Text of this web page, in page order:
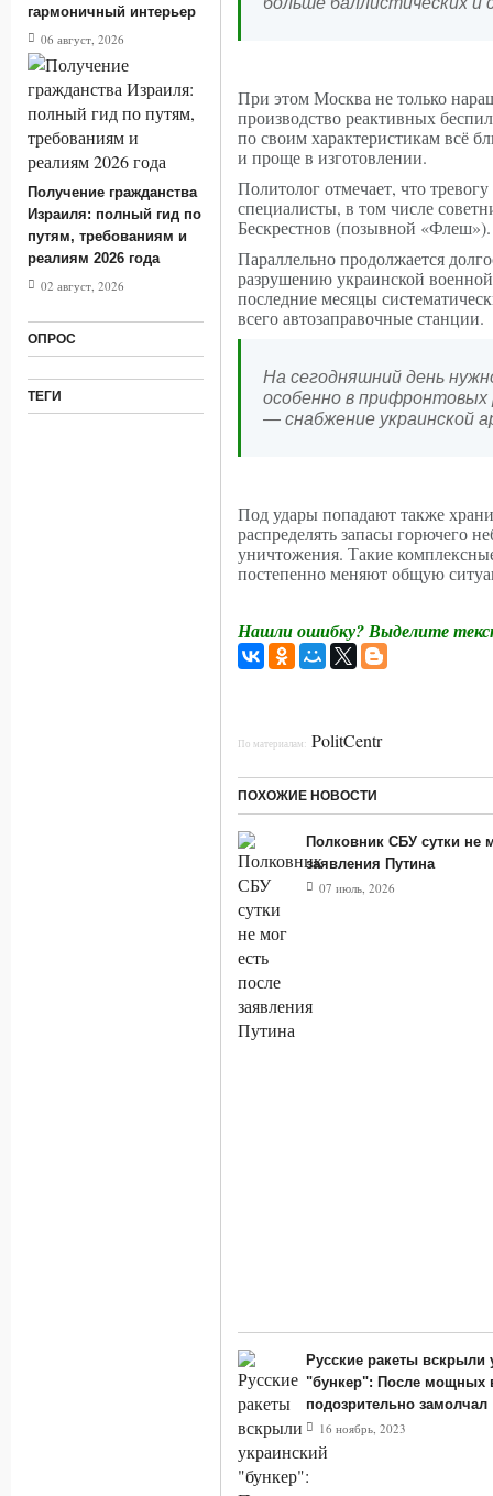
При этом Москва не только
производство реактивных
по своим характеристикам всё
и проще в изготовлении.
Политолог отмечает, что
специалисты, в том числе
Бескрестнов (позывной «Флеш»).
Параллельно продолжается
разрушению украинской
последние месяцы
всего автозаправочные станции.
На сегодняшний день
особенно в
— снабжение украинской
Под удары попадают также
распределять запасы горючего
уничтожения. Такие
постепенно меняют общую
Нашли ошибку? Выделите
По материалам: PolitCentr
ПОХОЖИЕ НОВОСТИ
Полковник СБУ сутки не
заявления Путина
07 июль, 2026
Русские ракеты вскрыли
"бункер": После мощных
подозрительно замолчал
16 ноябрь, 2023
гармоничный интерьер
06 август, 2026
Получение гражданства
Израиля: полный гид по
путям, требованиям и
реалиям 2026 года
02 август, 2026
ОПРОС
ТЕГИ